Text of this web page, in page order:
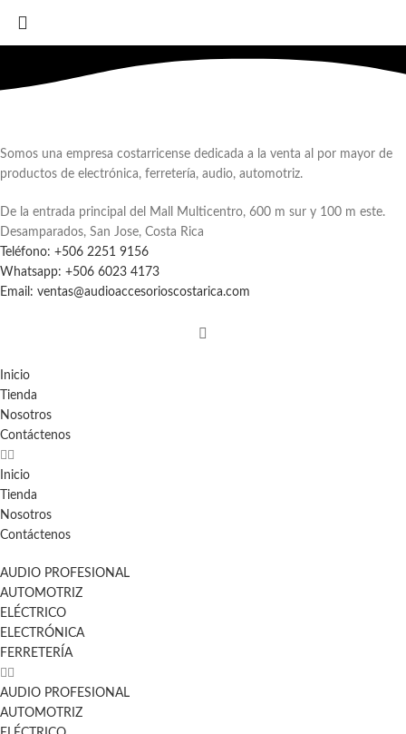
Somos una empresa costarricense dedicada a la venta al por mayor de
productos de electrónica, ferretería, audio, automotriz.
De la entrada principal del Mall Multicentro, 600 m sur y 100 m este.
Desamparados, San Jose, Costa Rica
Teléfono: +506 2251 9156
Whatsapp: +506 6023 4173
Email: ventas@audioaccesorioscostarica.com
Inicio
Tienda
Nosotros
Contáctenos
Inicio
Tienda
Nosotros
Contáctenos
AUDIO PROFESIONAL
AUTOMOTRIZ
ELÉCTRICO
ELECTRÓNICA
FERRETERÍA
AUDIO PROFESIONAL
AUTOMOTRIZ